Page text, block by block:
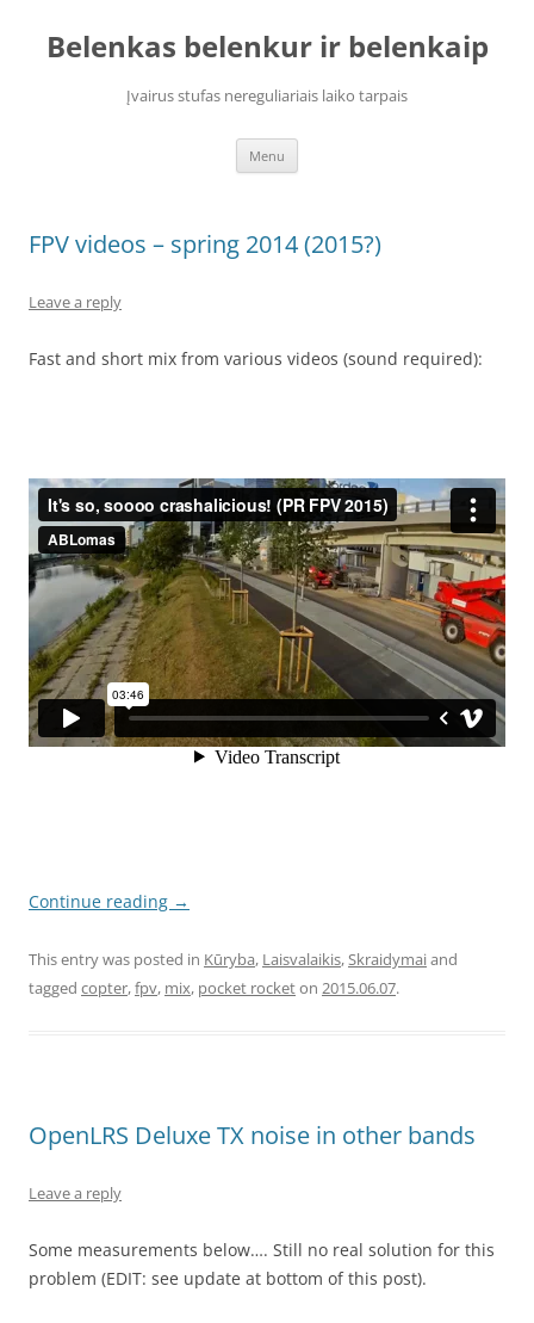
content
Belenkas belenkur ir belenkaip
Įvairus stufas nereguliariais laiko tarpais
Menu
FPV videos – spring 2014 (2015?)
Leave a reply
Fast and short mix from various videos (sound required):
Continue reading →
This entry was posted in Kūryba, Laisvalaikis,Skraidymaiand
tagged copter,fpv, mix, pocket rocketon 2015.06.07.
OpenLRS Deluxe TX noise in other bands
Leave a reply
Some measurements below…. Still no real solution for this
problem (EDIT: see update at bottom of this post).